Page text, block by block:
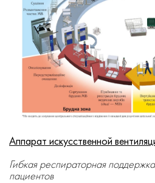
Аппарат искусственной
Гибкая респираторная
пациентов